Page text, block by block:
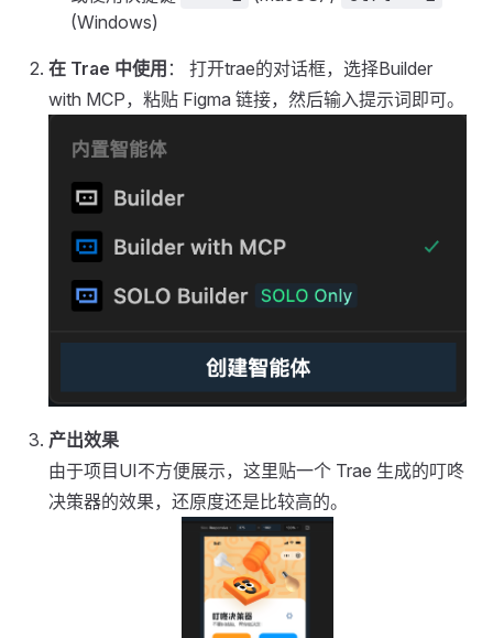
(Windows)
在 Trae 中使用 ： 打开trae的对话框，选择Builder
with MCP，粘贴 Figma 链接，然后输入提示词即可。
产出效果
由于项目UI不方便展示，这里贴一个 Trae 生成的叮咚
决策器的效果，还原度还是比较高的。